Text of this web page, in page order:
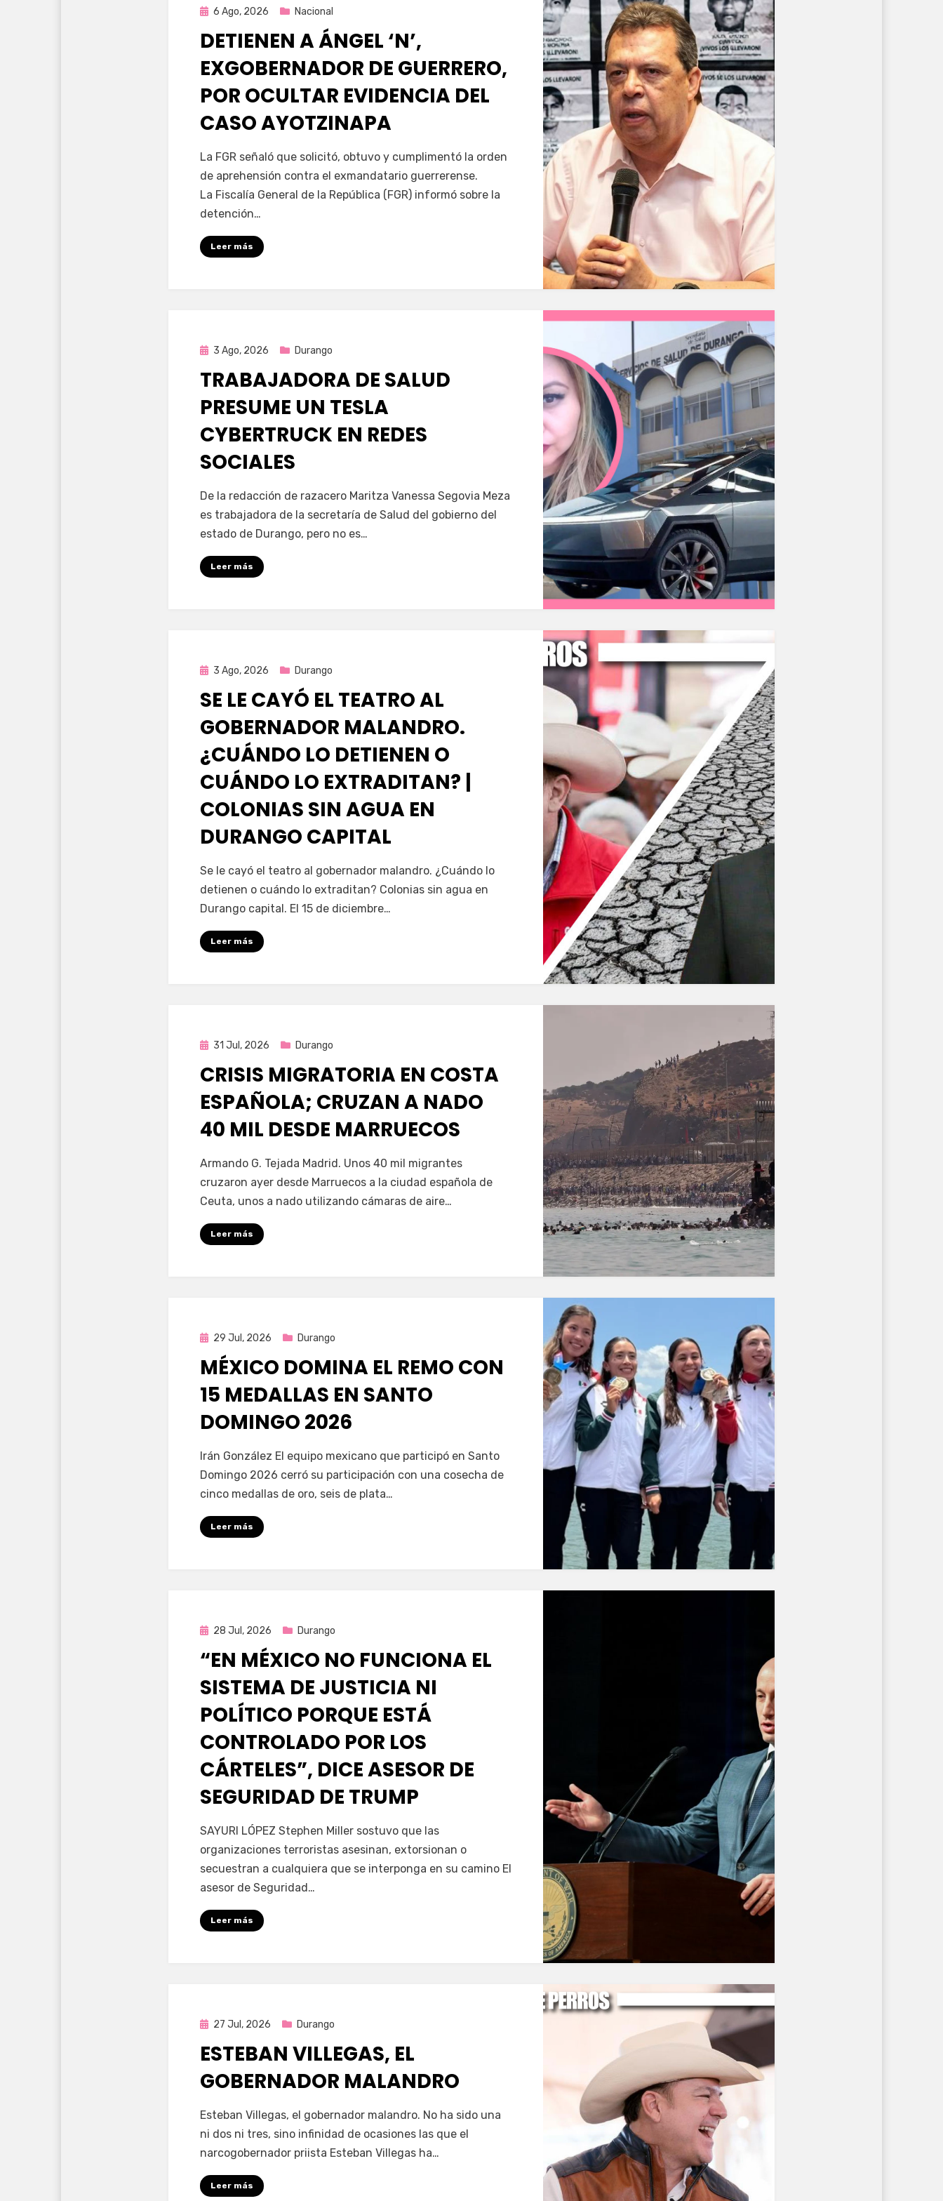
Publicada
6 Ago, 2026 Nacional
DETIENEN A ÁNGEL ‘N’,
EXGOBERNADOR DE GUERRERO,
POR OCULTAR EVIDENCIA DEL
CASO AYOTZINAPA
porFernando Miranda Servín
La FGR señaló que solicitó, obtuvo y cumplimentó la orden
de aprehensión contra el exmandatario guerrerense.
La Fiscalía General de la República (FGR) informó sobre la
detención…
Leer más
Publicada
3 Ago, 2026 Durango
TRABAJADORA DE SALUD
PRESUME UN TESLA
CYBERTRUCK EN REDES
SOCIALES
porFernando Miranda Servín
De la redacción de razacero Maritza Vanessa Segovia Meza
es trabajadora de la secretaría de Salud del gobierno del
estado de Durango, pero no es…
Leer más
Publicada
3 Ago, 2026 Durango
SE LE CAYÓ EL TEATRO AL
GOBERNADOR MALANDRO.
¿CUÁNDO LO DETIENEN O
CUÁNDO LO EXTRADITAN? |
COLONIAS SIN AGUA EN
DURANGO CAPITAL
porFernando Miranda Servín
Se le cayó el teatro al gobernador malandro. ¿Cuándo lo
detienen o cuándo lo extraditan? Colonias sin agua en
Durango capital. El 15 de diciembre…
Leer más
Publicada
31 Jul, 2026 Durango
CRISIS MIGRATORIA EN COSTA
ESPAÑOLA; CRUZAN A NADO
40 MIL DESDE MARRUECOS
porFernando Miranda Servín
Armando G. Tejada Madrid. Unos 40 mil migrantes
cruzaron ayer desde Marruecos a la ciudad española de
Ceuta, unos a nado utilizando cámaras de aire…
Leer más
Publicada
29 Jul, 2026 Durango
MÉXICO DOMINA EL REMO CON
15 MEDALLAS EN SANTO
DOMINGO 2026
porFernando Miranda Servín
Irán González El equipo mexicano que participó en Santo
Domingo 2026 cerró su participación con una cosecha de
cinco medallas de oro, seis de plata…
Leer más
Publicada
28 Jul, 2026 Durango
“EN MÉXICO NO FUNCIONA EL
SISTEMA DE JUSTICIA NI
POLÍTICO PORQUE ESTÁ
CONTROLADO POR LOS
CÁRTELES”, DICE ASESOR DE
SEGURIDAD DE TRUMP
porFernando Miranda Servín
SAYURI LÓPEZ Stephen Miller sostuvo que las
organizaciones terroristas asesinan, extorsionan o
secuestran a cualquiera que se interponga en su camino El
asesor de Seguridad…
Leer más
Publicada
27 Jul, 2026 Durango
ESTEBAN VILLEGAS, EL
GOBERNADOR MALANDRO
porFernando Miranda Servín
Esteban Villegas, el gobernador malandro. No ha sido una
ni dos ni tres, sino infinidad de ocasiones las que el
narcogobernador priista Esteban Villegas ha…
Leer más